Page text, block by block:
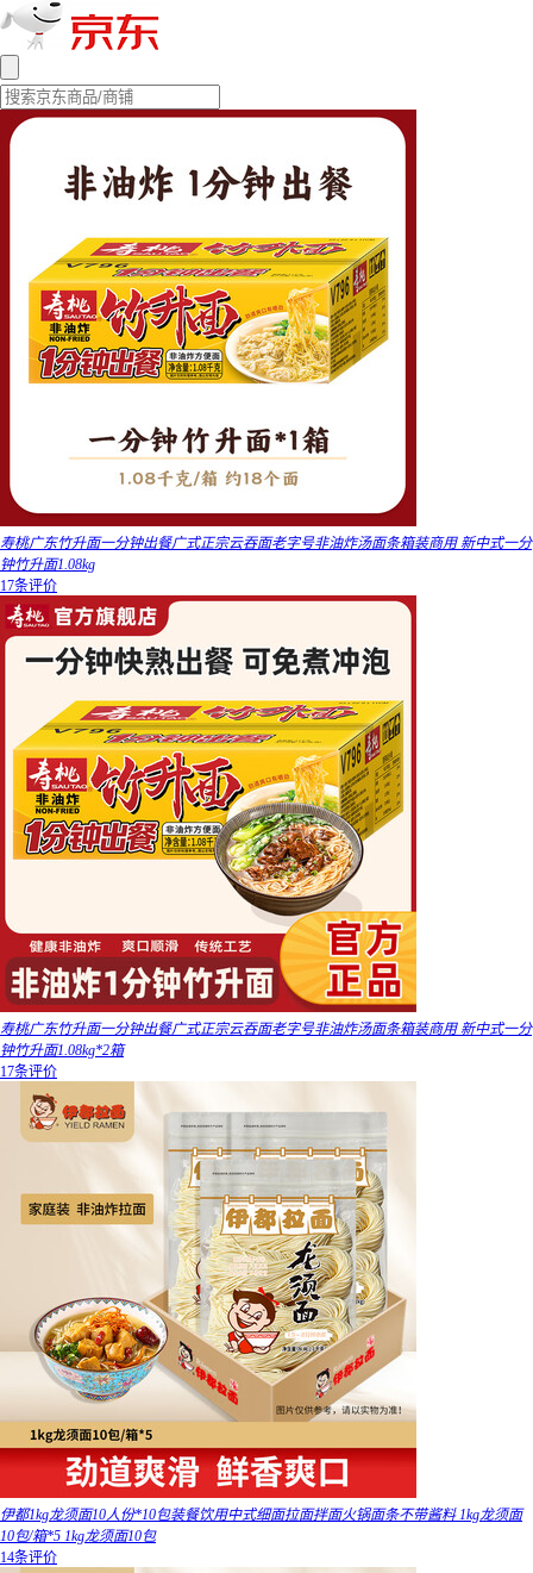
寿桃广东竹升面一分钟出餐广式正宗云吞面老字号非油炸汤面条箱装商用 新中式一分
钟竹升面1.08kg
17条评价
寿桃广东竹升面一分钟出餐广式正宗云吞面老字号非油炸汤面条箱装商用 新中式一分
钟竹升面1.08kg*2箱
17条评价
伊都1kg龙须面10人份*10包装餐饮用中式细面拉面拌面火锅面条不带酱料 1kg龙须面
10包/箱*5 1kg龙须面10包
14条评价